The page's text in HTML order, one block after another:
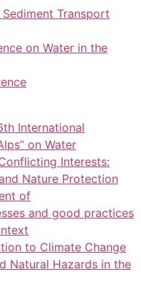
Transport
on Water in the
International
on Water
Interests:
Nature Protection
of
and good practices
to Climate Change
Natural Hazards in the